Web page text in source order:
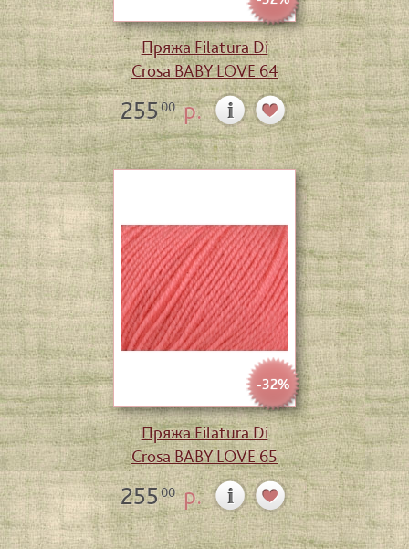
Пряжа Filatura Di
Crosa BABY LOVE 64
25500р.
-32%
Пряжа Filatura Di
Crosa BABY LOVE 65
25500р.